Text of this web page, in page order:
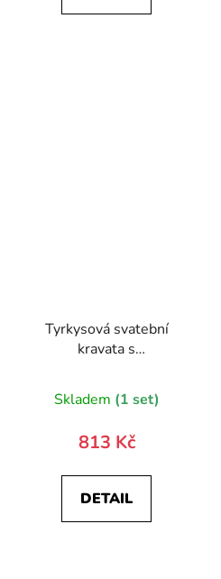
Tyrkysová svatební
kravata s
Skladem (1 set)
813 Kč
DETAIL